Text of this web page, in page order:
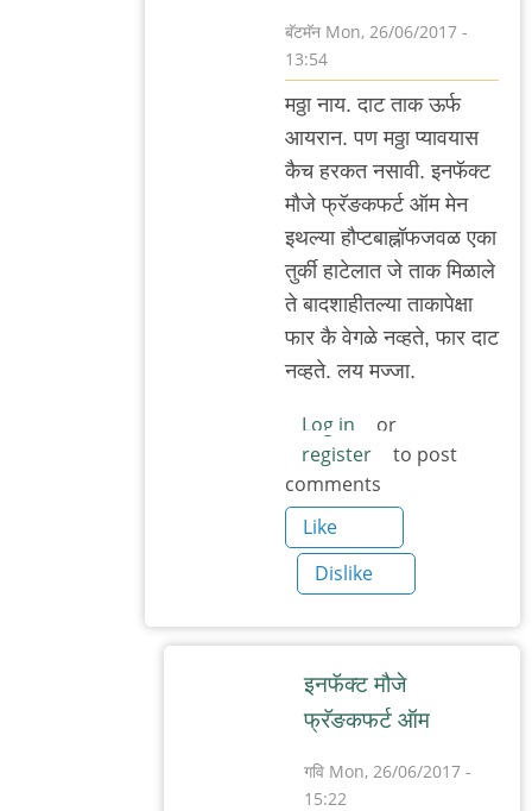
बॅटमॅन Mon, 26/06/2017 -
13:54
In
reply
to
तेच
सांगतोय
by
'न'वी
म‌ठ्ठा नाय‌. दाट ताक ऊर्फ
आय‌रान‌. प‌ण म‌ठ्ठा प्याव‌यास
कैच ह‌र‌क‌त न‌सावी. इन‌फॅक्ट
मौजे फ्रॅङक‌फ‌र्ट ऑम मेन
इथल्या हौप्ट‌बाह्नॉफ‌ज‌वळ एका
तुर्की हाटेलात‌ जे ताक मिळाले
ते बाद‌शाहीत‌ल्या ताकापेक्षा
फार‌ कै वेग‌ळे न‌व्ह‌ते, फार दाट
न‌व्ह‌ते. ल‌य म‌ज्जा.
Log in
or
register
to post
comments
Like
Dislike
इन‌फॅक्ट मौजे
फ्रॅङक‌फ‌र्ट ऑम
गवि Mon, 26/06/2017 -
15:22